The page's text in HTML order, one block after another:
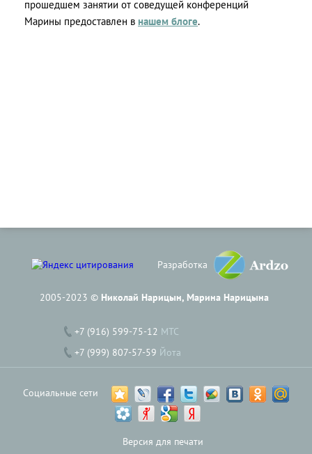
прошедшем занятии от соведущей конференций
Марины предоставлен в нашем блоге.
Разработка
2005-2023 © Николай Нарицын, Марина Нарицына
+7 (916) 599-75-12 МТС
+7 (999) 807-57-59 Йота
Социальные сети
Версия для печати